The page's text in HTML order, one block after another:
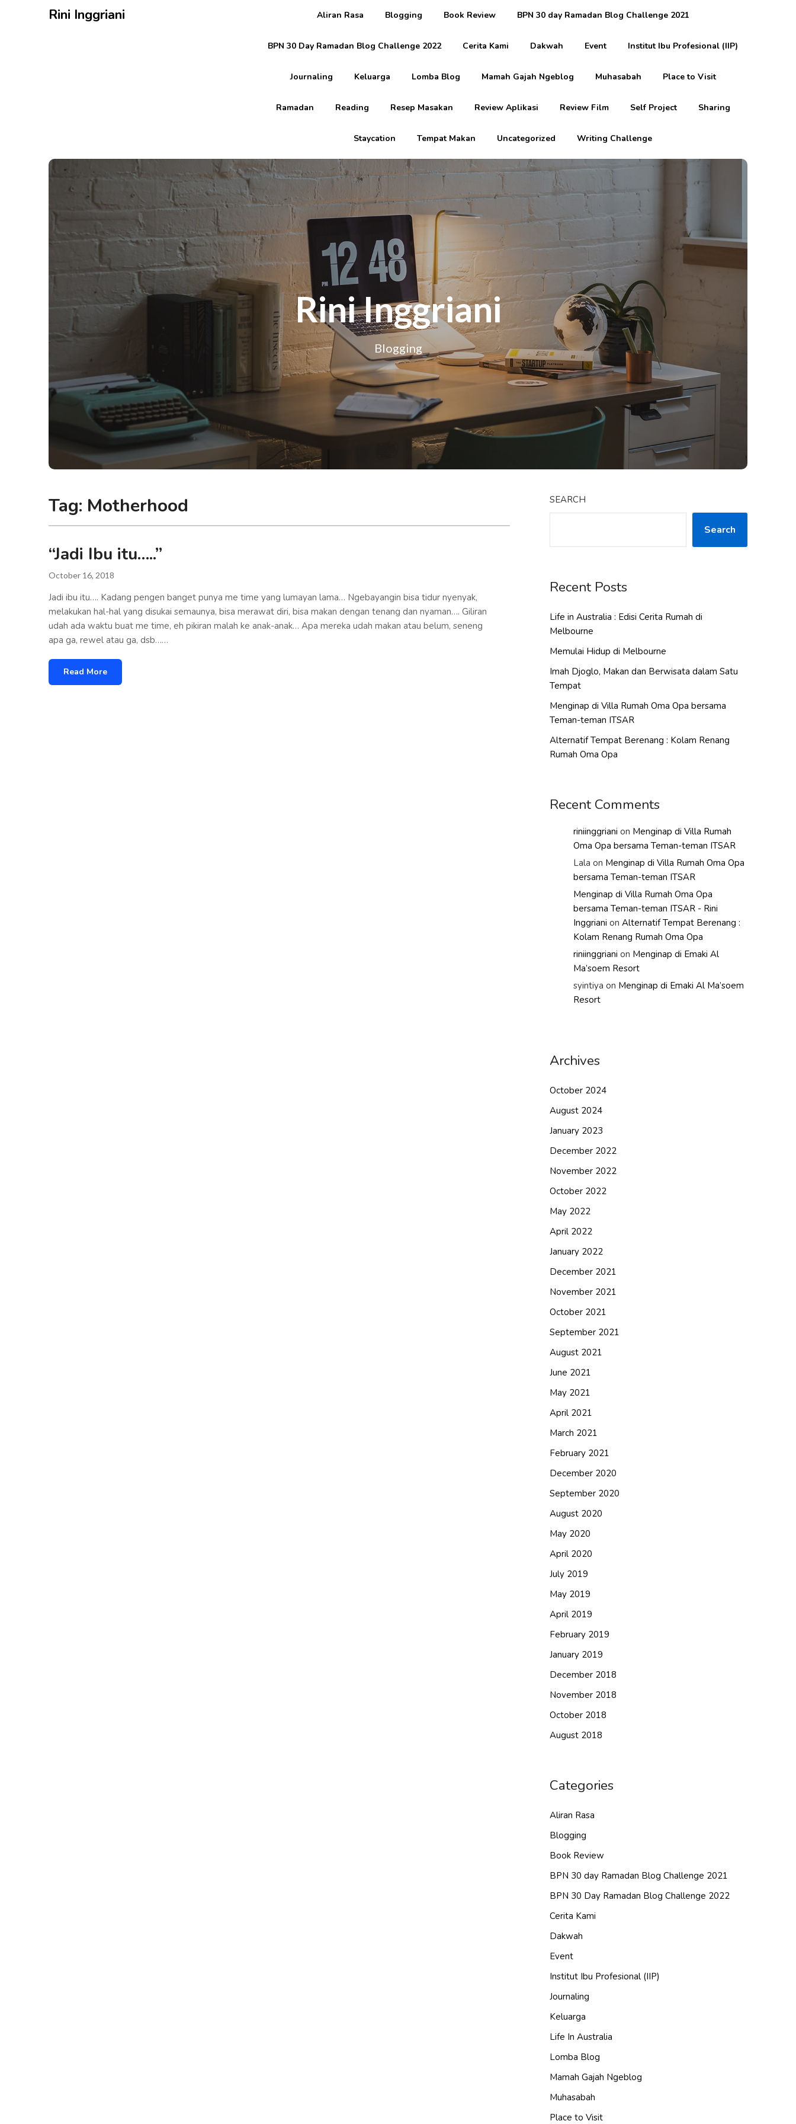
Rini Inggriani Aliran Rasa Blogging Book Review BPN 30 day Ramadan Blog Challenge 2021
BPN 30 Day Ramadan Blog Challenge 2022 Cerita Kami Dakwah Event Institut Ibu Profesional (IIP)
Journaling Keluarga Lomba Blog Mamah Gajah Ngeblog Muhasabah Place to Visit
Ramadan Reading Resep Masakan Review Aplikasi Review Film Self Project Sharing
Staycation Tempat Makan Uncategorized Writing Challenge
Rini Inggriani
Blogging
Tag: Motherhood
“Jadi Ibu itu…..”
October 16, 2018
Jadi ibu itu…. Kadang pengen banget punya me time yang lumayan lama… Ngebayangin bisa tidur nyenyak,
melakukan hal-hal yang disukai semaunya, bisa merawat diri, bisa makan dengan tenang dan nyaman…. Giliran
udah ada waktu buat me time, eh pikiran malah ke anak-anak… Apa mereka udah makan atau belum, seneng
apa ga, rewel atau ga, dsb……
Read More
SEARCH
Search
Recent Posts
Life in Australia : Edisi Cerita Rumah di
Melbourne
Memulai Hidup di Melbourne
Imah Djoglo, Makan dan Berwisata dalam Satu
Tempat
Menginap di Villa Rumah Oma Opa bersama
Teman-teman ITSAR
Alternatif Tempat Berenang : Kolam Renang
Rumah Oma Opa
Recent Comments
riniinggriani on Menginap di Villa Rumah
Oma Opa bersama Teman-teman ITSAR
Lala on Menginap di Villa Rumah Oma Opa
bersama Teman-teman ITSAR
Menginap di Villa Rumah Oma Opa
bersama Teman-teman ITSAR - Rini
Inggriani on Alternatif Tempat Berenang :
Kolam Renang Rumah Oma Opa
riniinggriani on Menginap di Emaki Al
Ma’soem Resort
syintiya on Menginap di Emaki Al Ma’soem
Resort
Archives
October 2024
August 2024
January 2023
December 2022
November 2022
October 2022
May 2022
April 2022
January 2022
December 2021
November 2021
October 2021
September 2021
August 2021
June 2021
May 2021
April 2021
March 2021
February 2021
December 2020
September 2020
August 2020
May 2020
April 2020
July 2019
May 2019
April 2019
February 2019
January 2019
December 2018
November 2018
October 2018
August 2018
Categories
Aliran Rasa
Blogging
Book Review
BPN 30 day Ramadan Blog Challenge 2021
BPN 30 Day Ramadan Blog Challenge 2022
Cerita Kami
Dakwah
Event
Institut Ibu Profesional (IIP)
Journaling
Keluarga
Life In Australia
Lomba Blog
Mamah Gajah Ngeblog
Muhasabah
Place to Visit